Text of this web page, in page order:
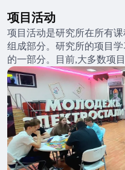
项目活动
项目活动是研究所在所有
组成部分。研究所的项目
的一部分。目前,大多数项